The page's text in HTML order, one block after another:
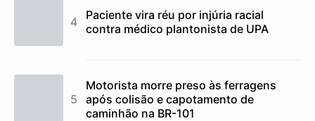
Paciente vira réu por injúria racial
contra médico plantonista de UPA
Motorista morre preso às ferragens
após colisão e capotamento de
caminhão na BR-101